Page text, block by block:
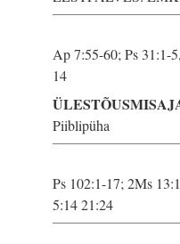
Ap 7:55-60; Ps 31:1-
14
Piiblipüha
Ps 102:1-17; 2Ms
5:14 21:24